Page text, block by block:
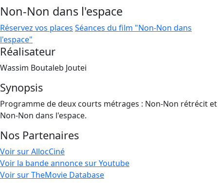
Non-Non dans l'espace
Réservez vos places Séances du film "Non-Non dans
l'espace"
Réalisateur
Wassim Boutaleb Joutei
Synopsis
Programme de deux courts métrages : Non-Non rétrécit et
Non-Non dans l'espace.
Nos Partenaires
Voir sur AllocCiné
Voir la bande annonce sur Youtube
Voir sur TheMovie Database